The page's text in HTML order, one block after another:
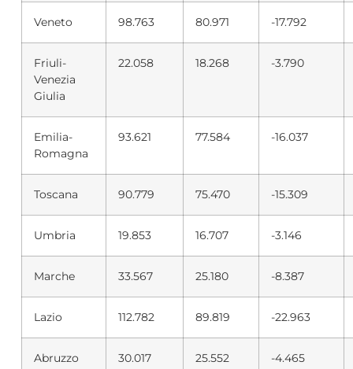
Veneto 98.763 80.971 -17.792
Friuli-
Venezia
Giulia
22.058 18.268 -3.790
Emilia-
Romagna
93.621 77.584 -16.037
Toscana 90.779 75.470 -15.309
Umbria 19.853 16.707 -3.146
Marche 33.567 25.180 -8.387
Lazio 112.782 89.819 -22.963
Abruzzo 30.017 25.552 -4.465